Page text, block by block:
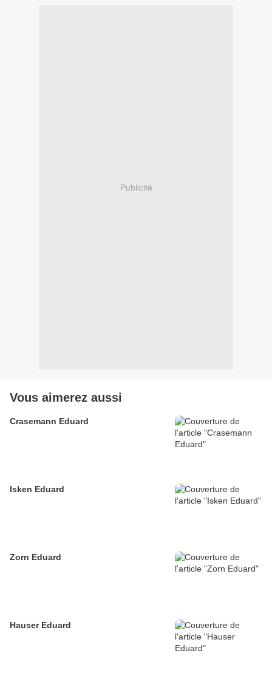
Publicité
Vous aimerez aussi
Crasemann Eduard
Isken Eduard
Zorn Eduard
Hauser Eduard